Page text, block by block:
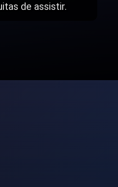
de assistir.